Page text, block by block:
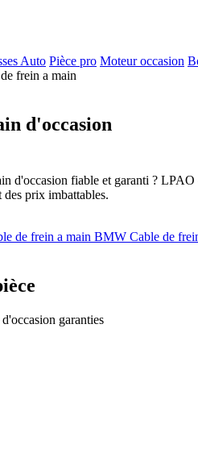
Auto Pièce pro Moteur occasion
frein a main
d'occasion
d'occasion fiable et garanti ?
des prix imbattables.
de frein a main BMW Cable de
garanties